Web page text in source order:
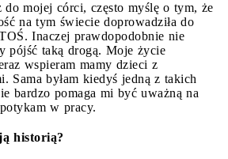
do mojej córci, często myślę o tym, że
na tym świecie doprowadziła do
Inaczej prawdopodobnie nie
pójść taką drogą. Moje życie
wspieram mamy dzieci z
Sama byłam kiedyś jedną z takich
bardzo pomaga mi być uważną na
w pracy.
historią?